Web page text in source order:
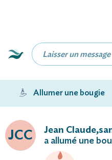
La cérémonie
suivie de la
Un dernier hommage peut
Allumer une bougie
JCC
Jean
a allumé une